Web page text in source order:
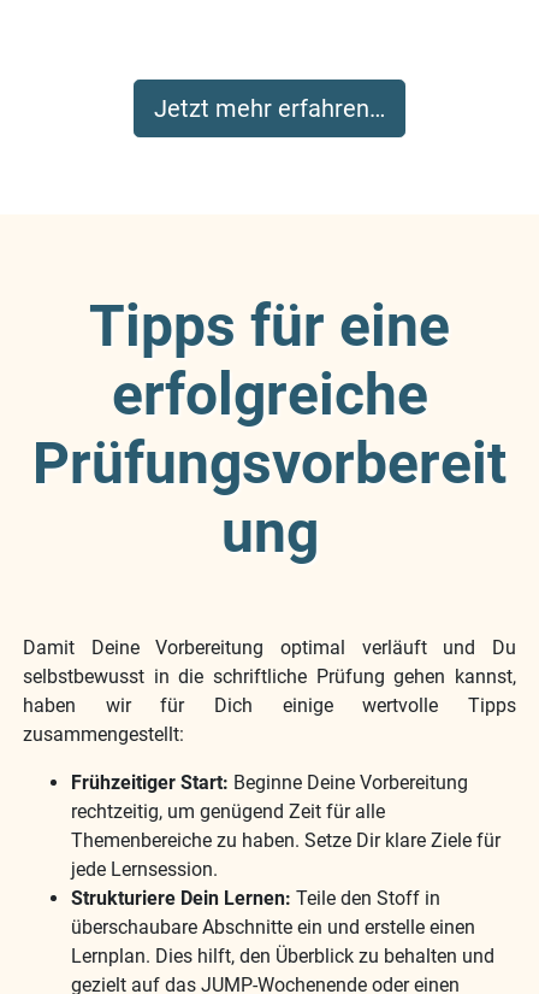
Jetzt mehr erfahren…
Tipps für eine
erfolgreiche
Prüfungsvorbereit
ung
Damit Deine Vorbereitung optimal verläuft und Du
selbstbewusst in die schriftliche Prüfung gehen kannst,
haben wir für Dich einige wertvolle Tipps
zusammengestellt:
Frühzeitiger Start: Beginne Deine Vorbereitung
rechtzeitig, um genügend Zeit für alle
Themenbereiche zu haben. Setze Dir klare Ziele für
jede Lernsession.
Strukturiere Dein Lernen: Teile den Stoff in
überschaubare Abschnitte ein und erstelle einen
Lernplan. Dies hilft, den Überblick zu behalten und
gezielt auf das JUMP-Wochenende oder einen